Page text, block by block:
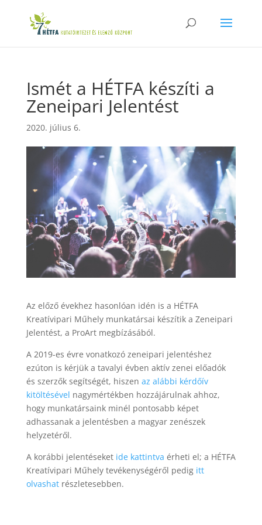
Ismét a HÉTFA készíti a
Zeneipari Jelentést
2020. július 6.
Az előző évekhez hasonlóan idén is a HÉTFA
Kreatívipari Műhely munkatársai készítik a Zeneipari
Jelentést, a ProArt megbízásából.
A 2019-es évre vonatkozó zeneipari jelentéshez
ezúton is kérjük a tavalyi évben aktív zenei előadók
és szerzők segítségét, hiszen az alábbi kérdőív
kitöltésével nagymértékben hozzájárulnak ahhoz,
hogy munkatársaink minél pontosabb képet
adhassanak a jelentésben a magyar zenészek
helyzetéről.
A korábbi jelentéseket ide kattintva érheti el; a HÉTFA
Kreatívipari Műhely tevékenységéről pedig itt
olvashatrészletesebben.